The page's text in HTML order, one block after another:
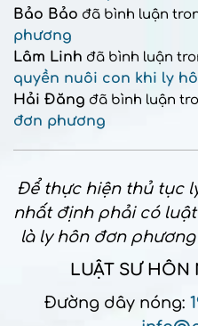
Bảo Bảo đã bình luận
phương
Lâm Linh đã bình luận
quyền nuôi con khi ly
Hải Đăng đã bình luận
đơn phương
Để thực hiện thủ tục
nhất định phải có
là ly hôn đơn
LUẬT SƯ HÔN
Đường dây nóng: